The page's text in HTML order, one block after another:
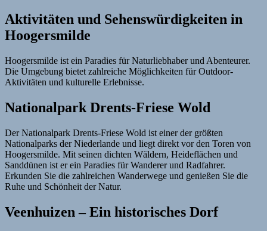
Aktivitäten und Sehenswürdigkeiten in
Hoogersmilde
Hoogersmilde ist ein Paradies für Naturliebhaber und Abenteurer.
Die Umgebung bietet zahlreiche Möglichkeiten für Outdoor-
Aktivitäten und kulturelle Erlebnisse.
Nationalpark Drents-Friese Wold
Der Nationalpark Drents-Friese Wold ist einer der größten
Nationalparks der Niederlande und liegt direkt vor den Toren von
Hoogersmilde. Mit seinen dichten Wäldern, Heideflächen und
Sanddünen ist er ein Paradies für Wanderer und Radfahrer.
Erkunden Sie die zahlreichen Wanderwege und genießen Sie die
Ruhe und Schönheit der Natur.
Veenhuizen – Ein historisches Dorf